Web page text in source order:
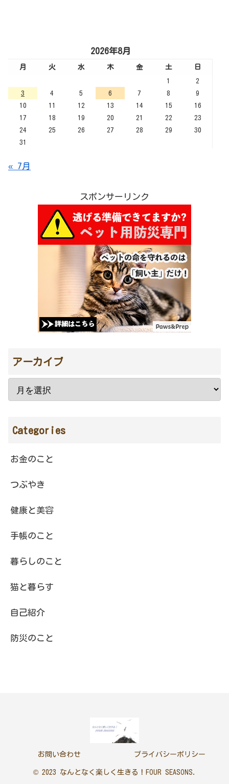
2026年8月
月 火 水 木 金 土
日
1
2
3
4 5 6 7 8
9
10
11 12 13 14 15
16
17
18 19 20 21 22
23
24
25 26 27 28 29
30
31
« 7月
スポンサーリンク
アーカイブ
Categories
お金のこと
つぶやき
健康と美容
手帳のこと
暮らしのこと
猫と暮らす
自己紹介
防災のこと
お問い合わせ プライバシーポリシー
© 2023 なんとなく楽しく生きる！FOUR SEASONS.